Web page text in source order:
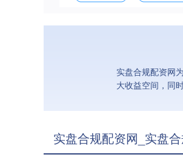
实盘合规配资网
大收益空间，同
实盘合规配资网_实盘